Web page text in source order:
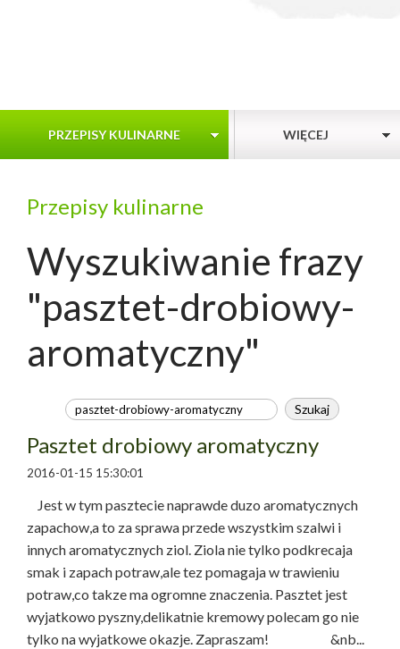
PRZEPISY KULINARNE WIĘCEJ
Przepisy kulinarne
Wyszukiwanie frazy
"pasztet-drobiowy-
aromatyczny"
Pasztet drobiowy aromatyczny
2016-01-15 15:30:01
Jest w tym pasztecie naprawde duzo aromatycznych
zapachow,a to za sprawa przede wszystkim szalwi i
innych aromatycznych ziol. Ziola nie tylko podkrecaja
smak i zapach potraw,ale tez pomagaja w trawieniu
potraw,co takze ma ogromne znaczenia. Pasztet jest
wyjatkowo pyszny,delikatnie kremowy polecam go nie
tylko na wyjatkowe okazje. Zapraszam! &nb...